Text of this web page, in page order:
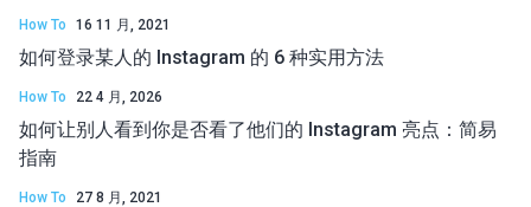
How To 16 11 月, 2021
如何登录某人的 Instagram 的 6 种实用方法
How To 22 4 月, 2026
如何让别人看到你是否看了他们的 Instagram 亮点：简易
指南
How To 27 8 月, 2021